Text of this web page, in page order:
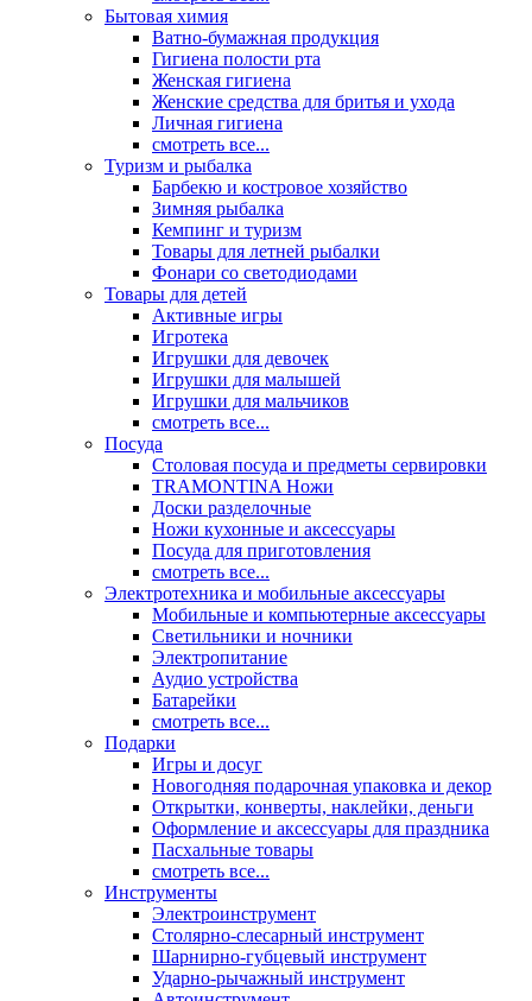
Бытовая химия
Ватно-бумажная продукция
Гигиена полости рта
Женская гигиена
Женские средства для бритья и ухода
Личная гигиена
смотреть все...
Туризм и рыбалка
Барбекю и костровое хозяйство
Зимняя рыбалка
Кемпинг и туризм
Товары для летней рыбалки
Фонари со светодиодами
Товары для детей
Активные игры
Игротека
Игрушки для девочек
Игрушки для малышей
Игрушки для мальчиков
смотреть все...
Посуда
Столовая посуда и предметы сервировки
TRAMONTINA Ножи
Доски разделочные
Ножи кухонные и аксессуары
Посуда для приготовления
смотреть все...
Электротехника и мобильные аксессуары
Мобильные и компьютерные аксессуары
Светильники и ночники
Электропитание
Аудио устройства
Батарейки
смотреть все...
Подарки
Игры и досуг
Новогодняя подарочная упаковка и декор
Открытки, конверты, наклейки, деньги
Оформление и аксессуары для праздника
Пасхальные товары
смотреть все...
Инструменты
Электроинструмент
Столярно-слесарный инструмент
Шарнирно-губцевый инструмент
Ударно-рычажный инструмент